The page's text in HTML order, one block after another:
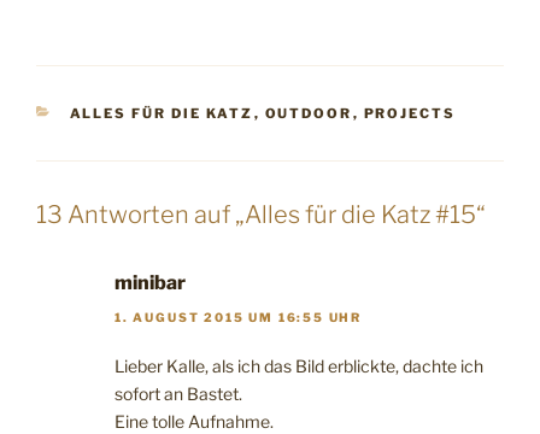
KATEGORIEN
ALLES FÜR DIE KATZ , OUTDOOR , PROJECTS
13 Antworten auf „Alles für die Katz #15“
minibar
1. AUGUST 2015 UM 16:55 UHR
Lieber Kalle, als ich das Bild erblickte, dachte ich
sofort an Bastet.
Eine tolle Aufnahme.